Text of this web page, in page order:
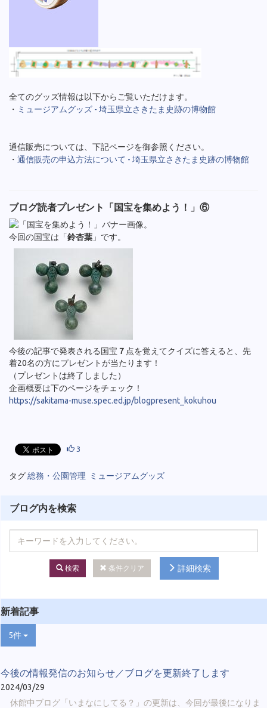
全てのグッズ情報は以下からご覧いただけます。
・ ミュージアムグッズ - 埼玉県立さきたま史跡の博物館
通信販売については、下記ページを御参照ください。
・ 通信販売の申込方法について - 埼玉県立さきたま史跡の博物館
ブログ読者プレゼント「国宝を集めよう！」⑥
今回の国宝は「鈴杏葉 」です。
今後の記事で発表される国宝 ７ 点を覚えてクイズに答えると、先
着20名の方にプレゼントが当たります！
（プレゼントは終了しました）
企画概要は下のページをチェック！
https://sakitama-muse.spec.ed.jp/blogpresent_kokuhou
3
タグ総務・公園管理 ミュージアムグッズ
ブログ内を検索
検索 条件クリア 詳細検索
新着記事
5件
今後の情報発信のお知らせ／ブログを更新終了します
2024/03/29
休館中ブログ「いまなにしてる？」の更新は、今回が最後になりま